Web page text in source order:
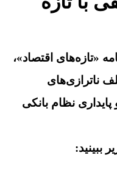
«تازه‌های اقتصاد»،
ناترازی‌های
پایداری نظام بانکی
ببینید: